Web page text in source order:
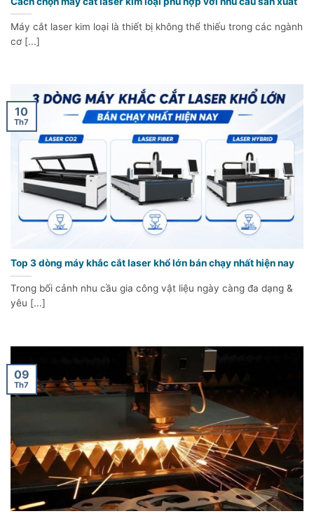
Máy cắt laser kim loại là thiết bị không thể thiếu trong các ngành
cơ [...]
Top 3 dòng máy khắc cắt laser khổ lớn bán chạy nhất hiện nay
Trong bối cảnh nhu cầu gia công vật liệu ngày càng đa dạng &
yêu [...]
10
Th7
09
Th7